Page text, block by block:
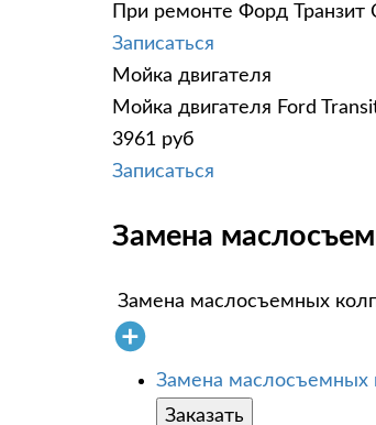
При ремонте Форд Транзит
Записаться
Мойка двигателя
Мойка двигателя Ford
3961 руб
Записаться
Замена
Замена маслосъемных
Замена маслосъемных
Заказать